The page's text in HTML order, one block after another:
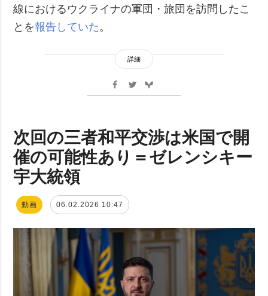
線におけるウクライナの軍団・旅団を訪問したこ
とを報告していた 。
詳細
次回の三者和平交渉は米国で開
催の可能性あり＝ゼレンシキー
宇大統領
動画 06.02.2026 10:47